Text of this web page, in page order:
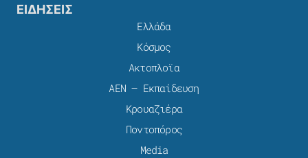
ΕΙΔΗΣΕΙΣ
Ελλάδα
Κόσμος
Ακτοπλοϊα
ΑΕΝ – Εκπαίδευση
Κρουαζιέρα
Ποντοπόρος
Media